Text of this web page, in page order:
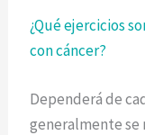
¿Qué ejercicios
con cáncer?
Dependerá de
generalmente se